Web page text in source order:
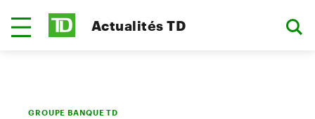
Actualités TD
GROUPE BANQUE TD